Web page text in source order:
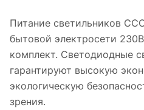
Питание светильников
бытовой электросети
комплект. Светодиодные
гарантируют высокую
экологическую
зрения.